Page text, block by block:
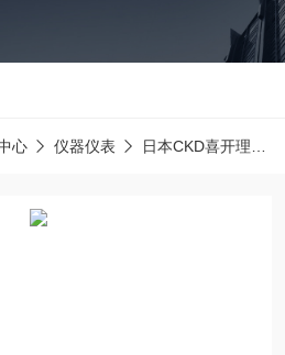
心 仪器仪表 日本CKD喜开理